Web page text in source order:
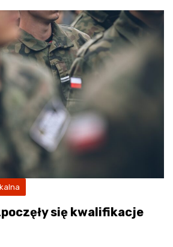
się kwalifikacje